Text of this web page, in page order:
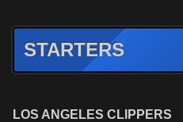
STARTERS
LOS ANGELES CLIPPERS